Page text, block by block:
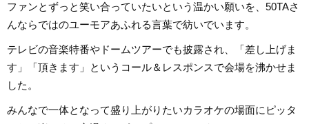
ファンとずっと笑い合っていたいという温かい願いを、50TAさ
んならではのユーモアあふれる言葉で紡いでいます。
テレビの音楽特番やドームツアーでも披露され、「差し上げま
す」「頂きます」というコール＆レスポンスで会場を沸かせま
した。
みんなで一体となって盛り上がりたいカラオケの場面にピッタ